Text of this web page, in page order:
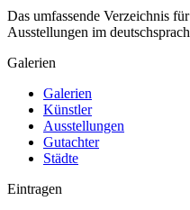
Das umfassende Verzeichnis
Ausstellungen im
Galerien
Galerien
Künstler
Ausstellungen
Gutachter
Städte
Eintragen